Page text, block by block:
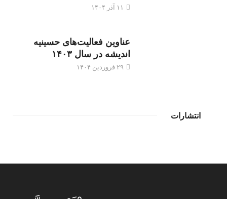
عناوین فعالیت‌های حسینیه
اندیشه در سال ۱۴۰۳
انتشارات